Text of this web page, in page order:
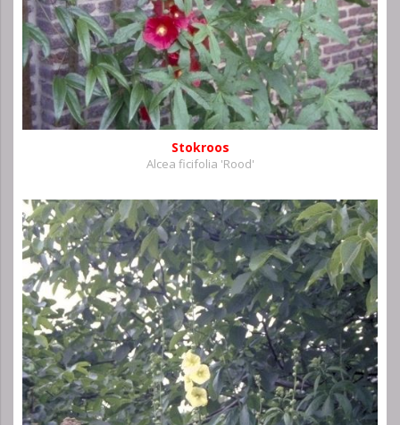
Stokroos
Alcea ficifolia 'Rood'